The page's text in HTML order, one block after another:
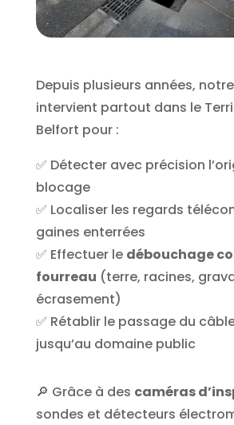
Depuis plusieurs années,
intervient partout dans le
Belfort pour :
✅ Détecter avec précision
blocage
✅ Localiser les regards
gaines enterrées
✅ Effectuer le débouchage
fourreau (terre, racines,
écrasement)
✅ Rétablir le passage du
jusqu’au domaine public
🔎 Grâce à des caméras
sondes et détecteurs